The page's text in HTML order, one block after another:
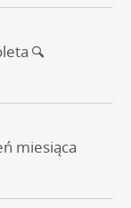
miesiąca